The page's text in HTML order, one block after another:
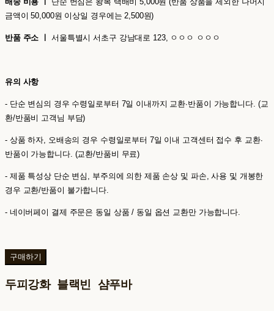
금액이 50,000원 이상일 경우에는 2,500원)
반품 주소 ㅣ 서울특별시 서초구 강남대로 123, ㅇㅇㅇ ㅇㅇㅇ
유의 사항
- 단순 변심의 경우 수령일로부터 7일 이내까지 교환∙반품이 가능합니다. (교
환/반품비 고객님 부담)
- 상품 하자, 오배송의 경우 수령일로부터 7일 이내 고객센터 접수 후 교환∙
반품이 가능합니다. (교환/반품비 무료)
- 제품 특성상 단순 변심, 부주의에 의한 제품 손상 및 파손, 사용 및 개봉한
경우 교환/반품이 불가합니다.
- 네이버페이 결제 주문은 동일 상품 / 동일 옵션 교환만 가능합니다.
구매하기
두피강화 블랙빈 샴푸바